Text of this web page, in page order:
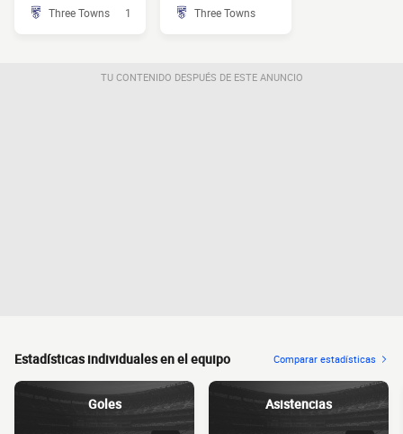
Three Towns
1
Three Towns
TU CONTENIDO DESPUÉS DE ESTE ANUNCIO
Estadísticas individuales en el equipo Comparar estadísticas
Goles Asistencias